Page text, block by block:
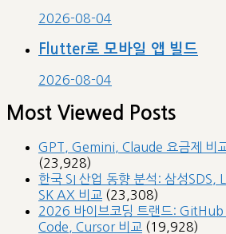
2026-08-04
Flutter로 모바일 앱 빌드
2026-08-04
Most Viewed Posts
GPT, Gemini, Claude 요금제 비
(23,928)
한국 SI 산업 동향 분석: 삼성SDS,
SK AX 비교 (23,308)
2026 바이브코딩 트랜드:
Code, Cursor 비교 (19,928)